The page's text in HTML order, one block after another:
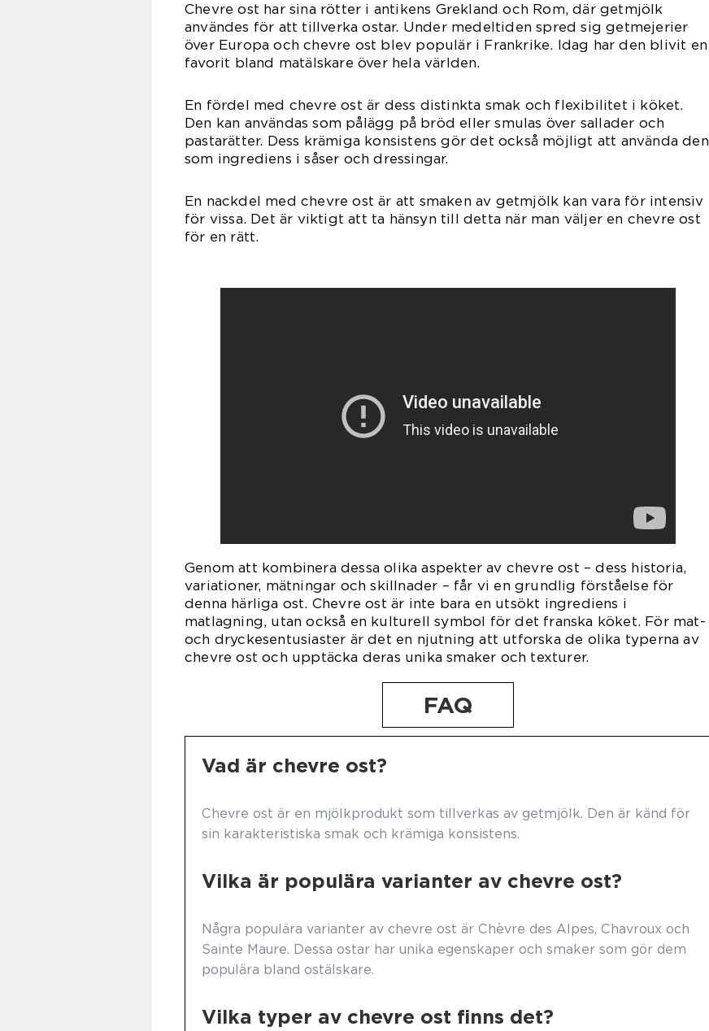
Chevre ost har sina rötter i antikens Grekland och Rom, där getmjölk
användes för att tillverka ostar. Under medeltiden spred sig getmejerier
över Europa och chevre ost blev populär i Frankrike. Idag har den blivit en
favorit bland matälskare över hela världen.
En fördel med chevre ost är dess distinkta smak och flexibilitet i köket.
Den kan användas som pålägg på bröd eller smulas över sallader och
pastarätter. Dess krämiga konsistens gör det också möjligt att använda den
som ingrediens i såser och dressingar.
En nackdel med chevre ost är att smaken av getmjölk kan vara för intensiv
för vissa. Det är viktigt att ta hänsyn till detta när man väljer en chevre ost
för en rätt.
Genom att kombinera dessa olika aspekter av chevre ost – dess historia,
variationer, mätningar och skillnader – får vi en grundlig förståelse för
denna härliga ost. Chevre ost är inte bara en utsökt ingrediens i
matlagning, utan också en kulturell symbol för det franska köket. För mat-
och dryckesentusiaster är det en njutning att utforska de olika typerna av
chevre ost och upptäcka deras unika smaker och texturer.
FAQ
Vad är chevre ost?
Chevre ost är en mjölkprodukt som tillverkas av getmjölk. Den är känd för
sin karakteristiska smak och krämiga konsistens.
Vilka är populära varianter av chevre ost?
Några populära varianter av chevre ost är Chèvre des Alpes, Chavroux och
Sainte Maure. Dessa ostar har unika egenskaper och smaker som gör dem
populära bland ostälskare.
Vilka typer av chevre ost finns det?